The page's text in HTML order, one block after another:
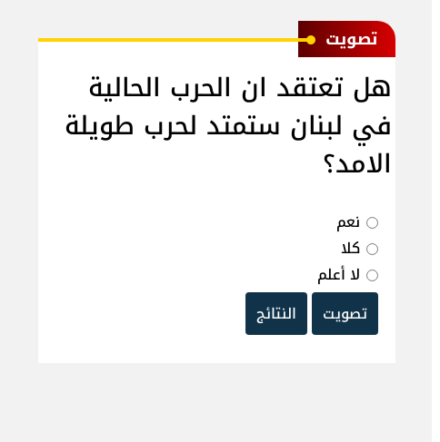
ﺗﺼﻮﻳﺖ
هل تعتقد ان الحرب الحالية
في لبنان ستمتد لحرب طويلة
الامد؟
نعم
كلا
لا أعلم
تصويت
النتائج